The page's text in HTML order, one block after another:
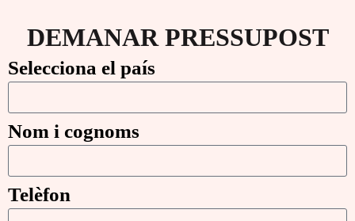
DEMANAR PRESSUPOST
Selecciona el país
Nom i cognoms
Telèfon